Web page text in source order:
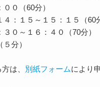
０（60分）
：１５～１５：１５（60
０～１６：４０（70分）
分）
は、 別紙フォームにより